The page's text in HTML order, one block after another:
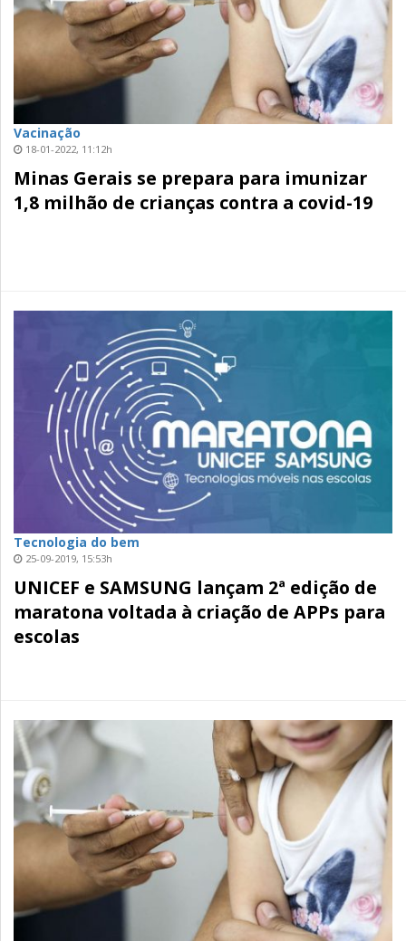
Vacinação
18-01-2022, 11:12h
Minas Gerais se prepara para imunizar
1,8 milhão de crianças contra a covid-19
Tecnologia do bem
25-09-2019, 15:53h
UNICEF e SAMSUNG lançam 2ª edição de
maratona voltada à criação de APPs para
escolas